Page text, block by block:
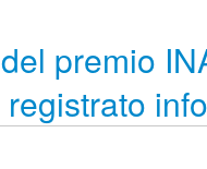
premio